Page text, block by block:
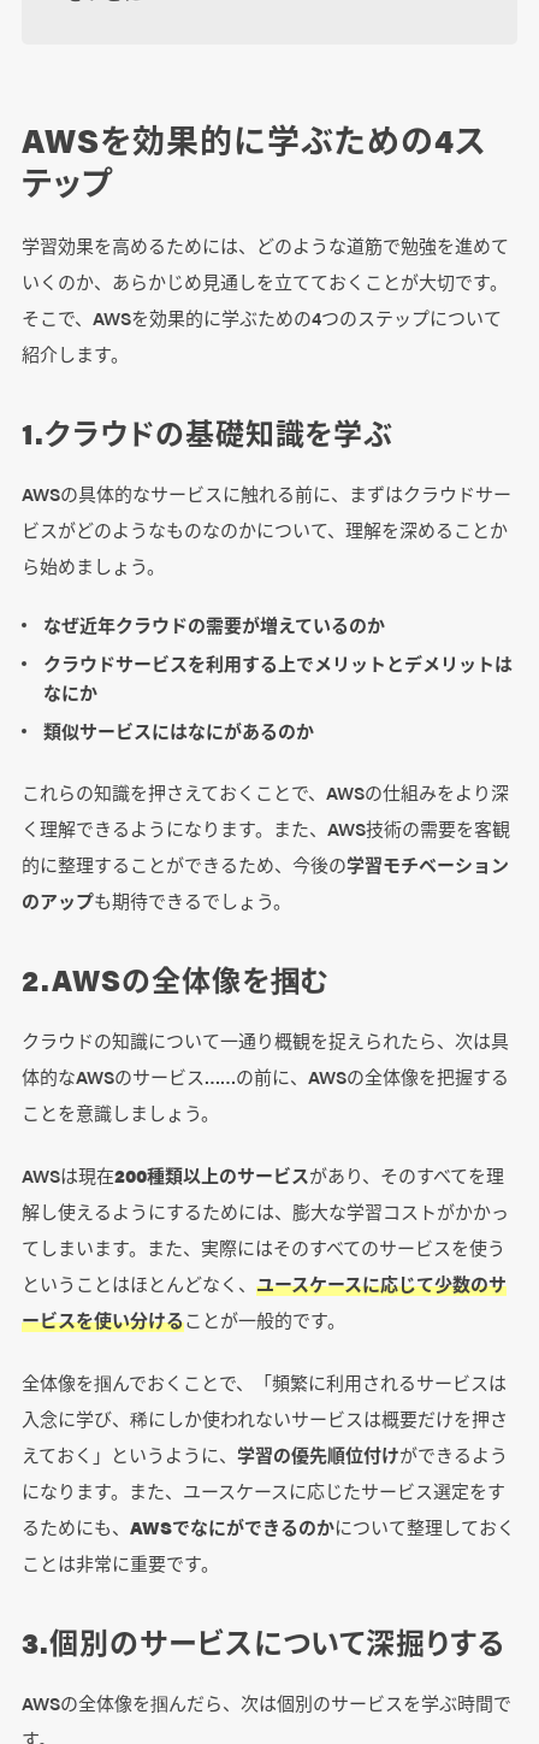
AWSを効果的に学ぶための4ス
テップ
学習効果を高めるためには、どのような道筋で勉強を進めて
いくのか、あらかじめ見通しを立てておくことが大切です。
そこで、AWSを効果的に学ぶための4つのステップについて
紹介します。
1.クラウドの基礎知識を学ぶ
AWSの具体的なサービスに触れる前に、まずはクラウドサー
ビスがどのようなものなのかについて、理解を深めることか
ら始めましょう。
なぜ近年クラウドの需要が増えているのか
クラウドサービスを利用する上でメリットとデメリットは
なにか
類似サービスにはなにがあるのか
これらの知識を押さえておくことで、AWSの仕組みをより深
く理解できるようになります。また、AWS技術の需要を客観
的に整理することができるため、今後の学習モチベーション
のアップも期待できるでしょう。
2.AWSの全体像を掴む
クラウドの知識について一通り概観を捉えられたら、次は具
体的なAWSのサービス……の前に、AWSの全体像を把握する
ことを意識しましょう。
AWSは現在200種類以上のサービスがあり、そのすべてを理
解し使えるようにするためには、膨大な学習コストがかかっ
てしまいます。また、実際にはそのすべてのサービスを使う
ということはほとんどなく、 ユースケースに応じて少数のサ
ービスを使い分けることが一般的です。
全体像を掴んでおくことで、「頻繁に利用されるサービスは
入念に学び、稀にしか使われないサービスは概要だけを押さ
えておく」というように、 学習の優先順位付けができるよう
になります。また、ユースケースに応じたサービス選定をす
るためにも、 AWSでなにができるのかについて整理しておく
ことは非常に重要です。
3.個別のサービスについて深掘りする
AWSの全体像を掴んだら、次は個別のサービスを学ぶ時間で